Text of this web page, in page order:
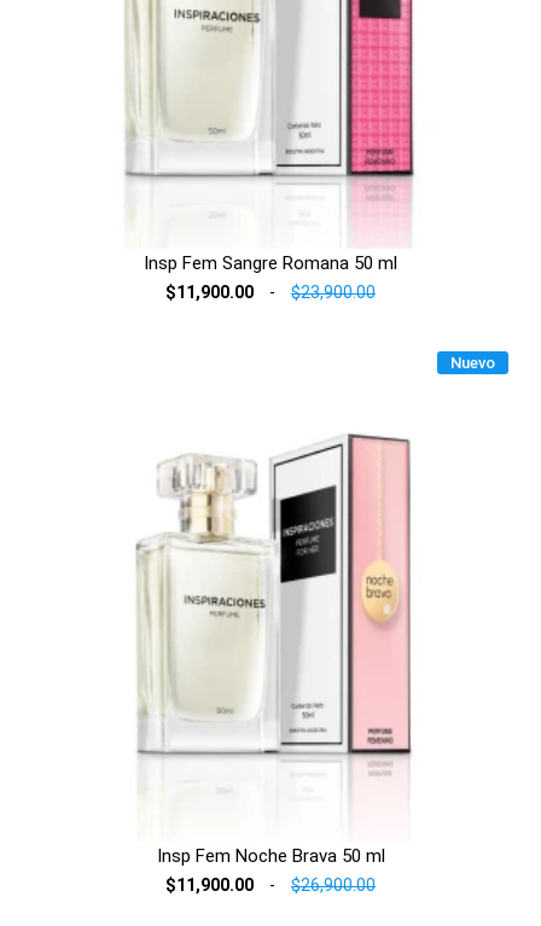
Insp Fem Sangre Romana 50 ml
$11,900.00 - $23,900.00
Nuevo
Insp Fem Noche Brava 50 ml
$11,900.00 - $26,900.00